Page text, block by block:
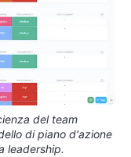
del team
di piano d'azione
leadership.